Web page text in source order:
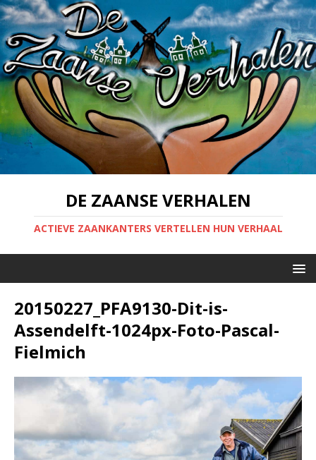
DE ZAANSE VERHALEN
ACTIEVE ZAANKANTERS VERTELLEN HUN VERHAAL
20150227_PFA9130-Dit-is-
Assendelft-1024px-Foto-Pascal-
Fielmich